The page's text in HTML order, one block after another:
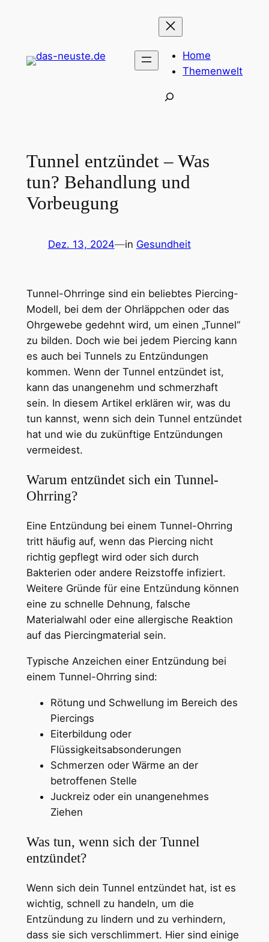
Home
Themenwelt
Suchen
Tunnel entzündet – Was
tun? Behandlung und
Vorbeugung
Dez. 13, 2024—in Gesundheit
Tunnel-Ohrringe sind ein beliebtes Piercing-
Modell, bei dem der Ohrläppchen oder das
Ohrgewebe gedehnt wird, um einen „Tunnel“
zu bilden. Doch wie bei jedem Piercing kann
es auch bei Tunnels zu Entzündungen
kommen. Wenn der Tunnel entzündet ist,
kann das unangenehm und schmerzhaft
sein. In diesem Artikel erklären wir, was du
tun kannst, wenn sich dein Tunnel entzündet
hat und wie du zukünftige Entzündungen
vermeidest.
Warum entzündet sich ein Tunnel-
Ohrring?
Eine Entzündung bei einem Tunnel-Ohrring
tritt häufig auf, wenn das Piercing nicht
richtig gepflegt wird oder sich durch
Bakterien oder andere Reizstoffe infiziert.
Weitere Gründe für eine Entzündung können
eine zu schnelle Dehnung, falsche
Materialwahl oder eine allergische Reaktion
auf das Piercingmaterial sein.
Typische Anzeichen einer Entzündung bei
einem Tunnel-Ohrring sind:
Rötung und Schwellung im Bereich des
Piercings
Eiterbildung oder
Flüssigkeitsabsonderungen
Schmerzen oder Wärme an der
betroffenen Stelle
Juckreiz oder ein unangenehmes
Ziehen
Was tun, wenn sich der Tunnel
entzündet?
Wenn sich dein Tunnel entzündet hat, ist es
wichtig, schnell zu handeln, um die
Entzündung zu lindern und zu verhindern,
dass sie sich verschlimmert. Hier sind einige